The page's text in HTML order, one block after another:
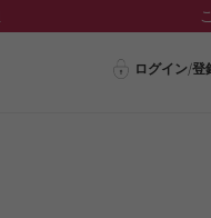
ログイン/登